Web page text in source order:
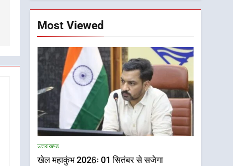
Most Viewed
उत्तराखण्ड
खेल महाकुंभ 2026ः 01 सितंबर से सजेगा